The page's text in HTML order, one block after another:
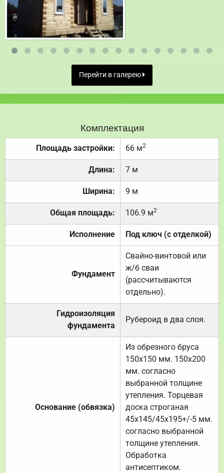
Перейти в галерею
Комплектация
Площадь застройки: 66 м2
Длина: 7 м
Ширина: 9 м
Общая площадь: 106.9 м2
Исполнение Под ключ (с отделкой)
Фундамент
Свайно-винтовой или
ж/б сваи
(рассчитываются
отдельно).
Гидроизоляция
фундамента
Рубероид в два слоя.
Основание (обвязка)
Из обрезного бруса
150х150 мм. 150х200
мм. согласно
выбранной толщине
утепления. Торцевая
доска строганая
45х145/45х195+/-5 мм.
согласно выбранной
толщине утепления.
Обработка
антисептиком.